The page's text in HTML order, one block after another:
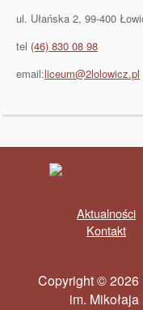
ul. Ułańska 2, 99-400
tel (46) 830 08 98
email:liceum@2lolowicz.pl
Aktualności
Kontakt
Copyright © 2026
im.